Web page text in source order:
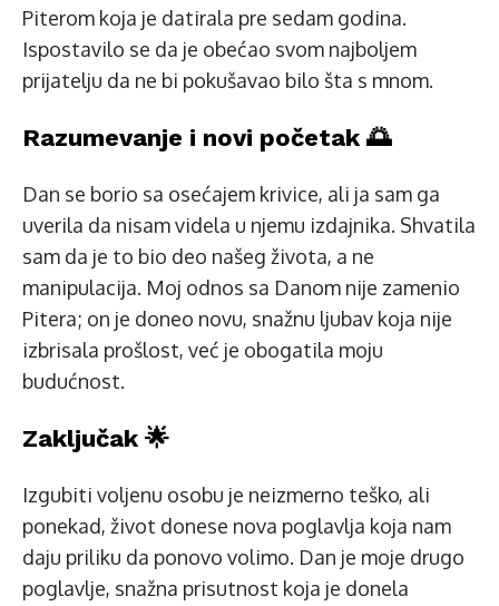
Piterom koja je datirala pre sedam godina.
Ispostavilo se da je obećao svom najboljem
prijatelju da ne bi pokušavao bilo šta s mnom.
Razumevanje i novi početak 🌅
Dan se borio sa osećajem krivice, ali ja sam ga
uverila da nisam videla u njemu izdajnika. Shvatila
sam da je to bio deo našeg života, a ne
manipulacija. Moj odnos sa Danom nije zamenio
Pitera; on je doneo novu, snažnu ljubav koja nije
izbrisala prošlost, već je obogatila moju
budućnost.
Zaključak 🌟
Izgubiti voljenu osobu je neizmerno teško, ali
ponekad, život donese nova poglavlja koja nam
daju priliku da ponovo volimo. Dan je moje drugo
poglavlje, snažna prisutnost koja je donela